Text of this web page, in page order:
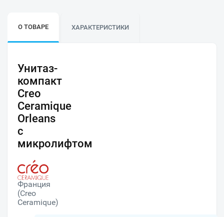
О ТОВАРЕ ХАРАКТЕРИСТИКИ
Унитаз-
компакт
Creo
Ceramique
Orleans
с
микролифтом
Франция
(Creo
Ceramique)